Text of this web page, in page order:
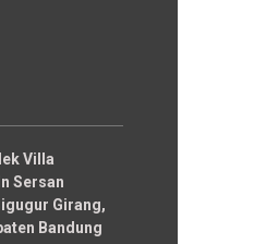
Villa
Sersan
Girang,
Bandung